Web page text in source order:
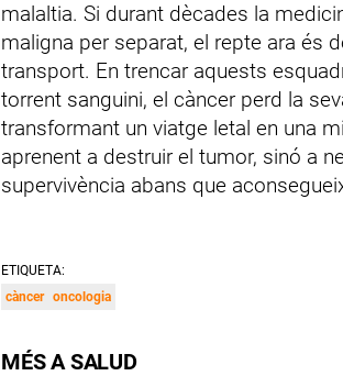
malaltia. Si durant dècades la
maligna per separat, el repte ara és
transport. En trencar aquests
torrent sanguini, el càncer perd la
transformant un viatge letal en una
aprenent a destruir el tumor, sinó a
supervivència abans que
ETIQUETA:
càncer oncologia
MÉS A SALUD